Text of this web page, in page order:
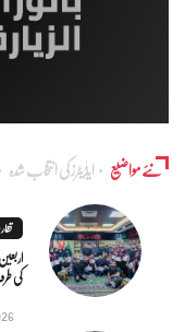
نئے مواضیع ایڈٰیٹرز کی انتخاب شدہ
کی